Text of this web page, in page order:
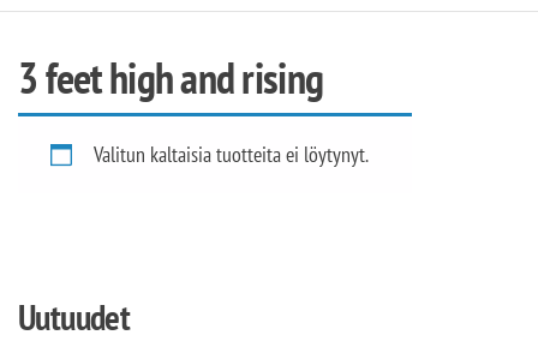
3 feet high and rising
Valitun kaltaisia tuotteita ei löytynyt.
Uutuudet